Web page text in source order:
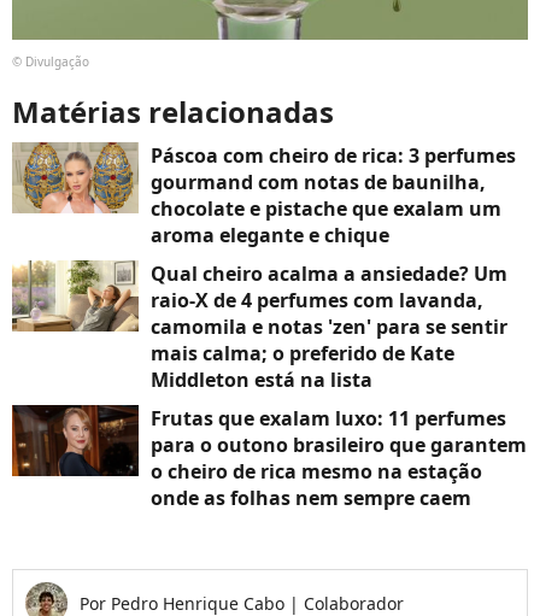
© Divulgação
Matérias relacionadas
Páscoa com cheiro de rica: 3 perfumes
gourmand com notas de baunilha,
chocolate e pistache que exalam um
aroma elegante e chique
Qual cheiro acalma a ansiedade? Um
raio-X de 4 perfumes com lavanda,
camomila e notas 'zen' para se sentir
mais calma; o preferido de Kate
Middleton está na lista
Frutas que exalam luxo: 11 perfumes
para o outono brasileiro que garantem
o cheiro de rica mesmo na estação
onde as folhas nem sempre caem
Por Pedro Henrique Cabo | Colaborador